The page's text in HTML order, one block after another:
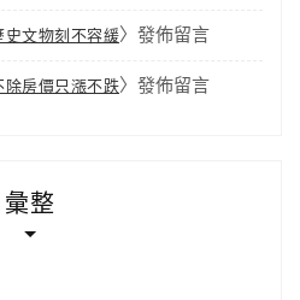
史文物刻不容緩〉發佈留言
除房價只漲不跌〉發佈留言
彙整